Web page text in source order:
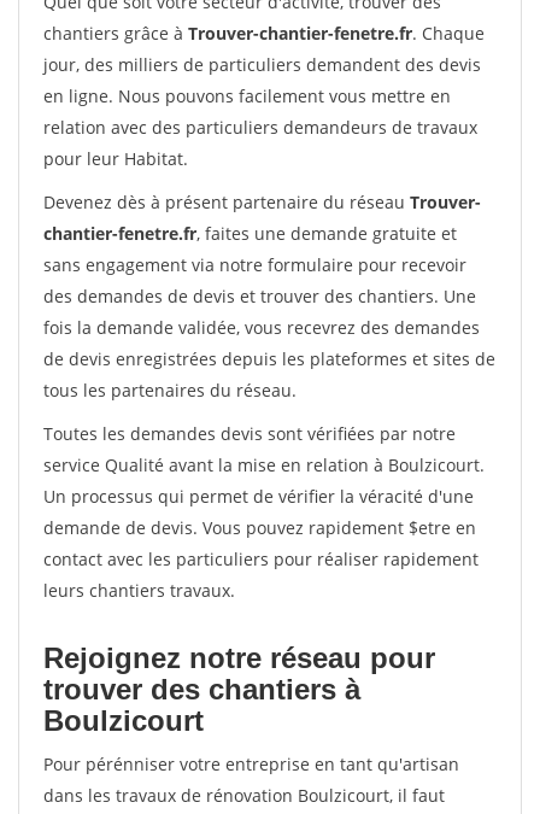
chantiers grâce à Trouver-chantier-fenetre.fr. Chaque
jour, des milliers de particuliers demandent des devis
en ligne. Nous pouvons facilement vous mettre en
relation avec des particuliers demandeurs de travaux
pour leur Habitat.
Devenez dès à présent partenaire du réseau Trouver-
chantier-fenetre.fr, faites une demande gratuite et
sans engagement via notre formulaire pour recevoir
des demandes de devis et trouver des chantiers. Une
fois la demande validée, vous recevrez des demandes
de devis enregistrées depuis les plateformes et sites de
tous les partenaires du réseau.
Toutes les demandes devis sont vérifiées par notre
service Qualité avant la mise en relation à Boulzicourt.
Un processus qui permet de vérifier la véracité d'une
demande de devis. Vous pouvez rapidement $etre en
contact avec les particuliers pour réaliser rapidement
leurs chantiers travaux.
Rejoignez notre réseau pour
trouver des chantiers à
Boulzicourt
Pour pérénniser votre entreprise en tant qu'artisan
dans les travaux de rénovation Boulzicourt, il faut